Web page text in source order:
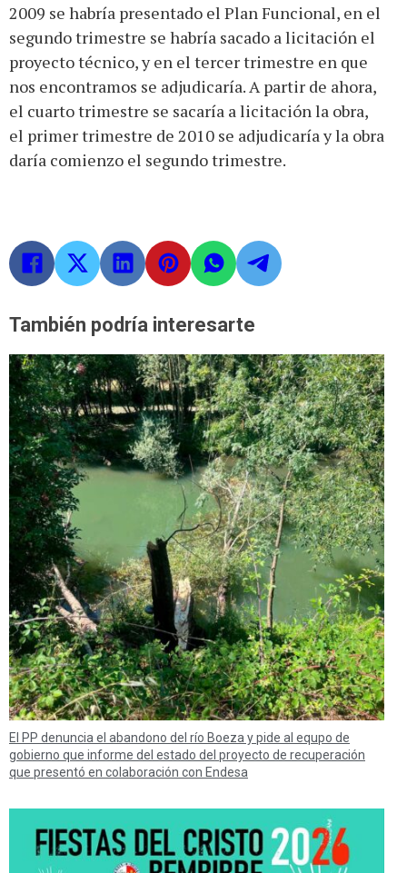
2009 se habría presentado el Plan Funcional, en el
segundo trimestre se habría sacado a licitación el
proyecto técnico, y en el tercer trimestre en que
nos encontramos se adjudicaría. A partir de ahora,
el cuarto trimestre se sacaría a licitación la obra,
el primer trimestre de 2010 se adjudicaría y la obra
daría comienzo el segundo trimestre.
También podría interesarte
El PP denuncia el abandono del río Boeza y pide al equpo de
gobierno que informe del estado del proyecto de recuperación
que presentó en colaboración con Endesa